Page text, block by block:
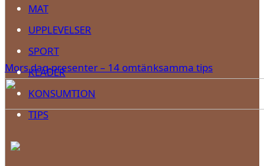
Mors dag-presenter – 14 omtänksamma tips
MAT
UPPLEVELSER
SPORT
KLÄDER
KONSUMTION
TIPS